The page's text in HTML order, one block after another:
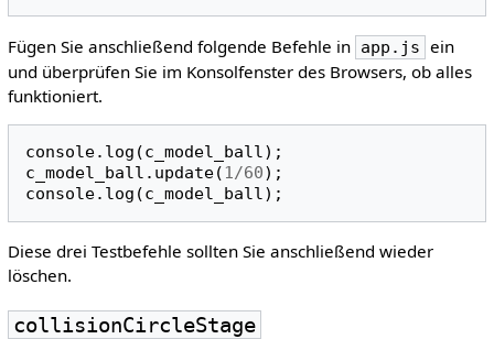
Fügen Sie anschließend folgende Befehle in app.js ein
und überprüfen Sie im Konsolfenster des Browsers, ob alles
funktioniert.
console. log (c_model_ball);
c_model_ball . update(1/60);
console. log (c_model_ball);
Diese drei Testbefehle sollten Sie anschließend wieder
löschen.
collisionCircleStage